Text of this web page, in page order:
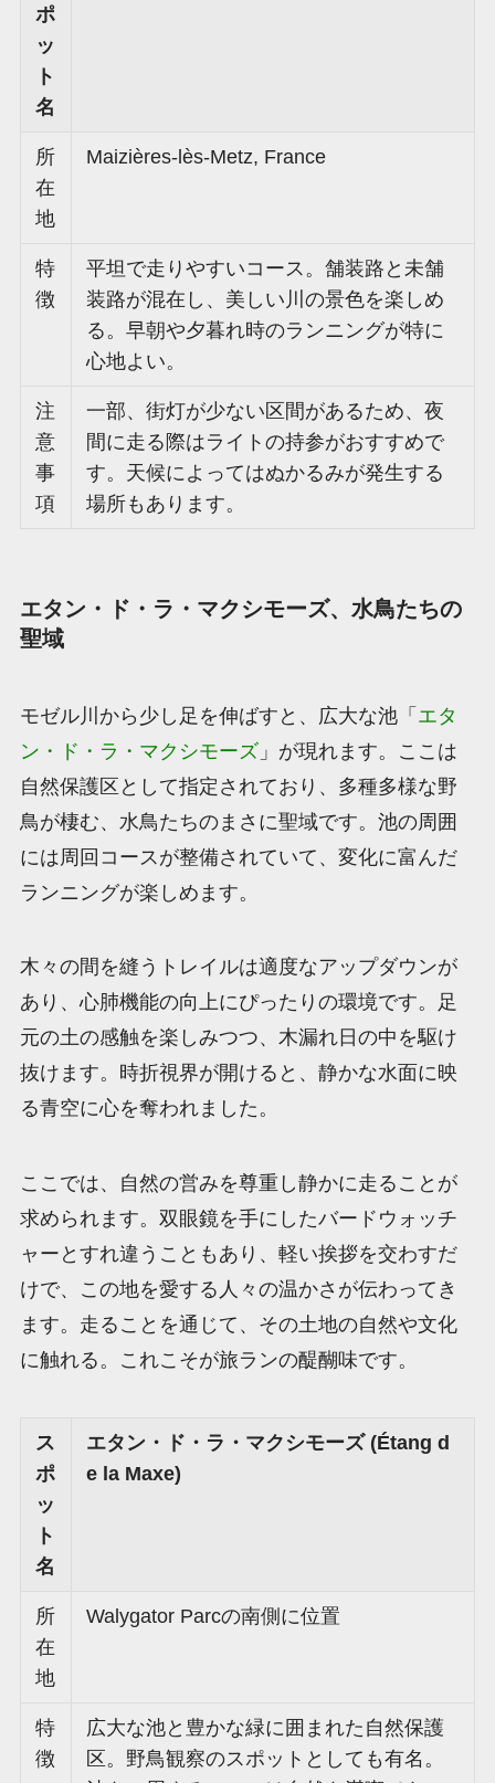
ポ
ッ
ト
名
所
在
地
Maizières-lès-Metz, France
特
徴
平坦で走りやすいコース。舗装路と未舗
装路が混在し、美しい川の景色を楽しめ
る。早朝や夕暮れ時のランニングが特に
心地よい。
注
意
事
項
一部、街灯が少ない区間があるため、夜
間に走る際はライトの持参がおすすめで
す。天候によってはぬかるみが発生する
場所もあります。
エタン・ド・ラ・マクシモーズ、水鳥たちの
聖域
モゼル川から少し足を伸ばすと、広大な池「 エタ
ン・ド・ラ・マクシモーズ」が現れます。ここは
自然保護区として指定されており、多種多様な野
鳥が棲む、水鳥たちのまさに聖域です。池の周囲
には周回コースが整備されていて、変化に富んだ
ランニングが楽しめます。
木々の間を縫うトレイルは適度なアップダウンが
あり、心肺機能の向上にぴったりの環境です。足
元の土の感触を楽しみつつ、木漏れ日の中を駆け
抜けます。時折視界が開けると、静かな水面に映
る青空に心を奪われました。
ここでは、自然の営みを尊重し静かに走ることが
求められます。双眼鏡を手にしたバードウォッチ
ャーとすれ違うこともあり、軽い挨拶を交わすだ
けで、この地を愛する人々の温かさが伝わってき
ます。走ることを通じて、その土地の自然や文化
に触れる。これこそが旅ランの醍醐味です。
ス
ポ
ッ
ト
名
エタン・ド・ラ・マクシモーズ (Étang d
e la Maxe)
所
在
地
Walygator Parcの南側に位置
特
徴
広大な池と豊かな緑に囲まれた自然保護
区。野鳥観察のスポットとしても有名。